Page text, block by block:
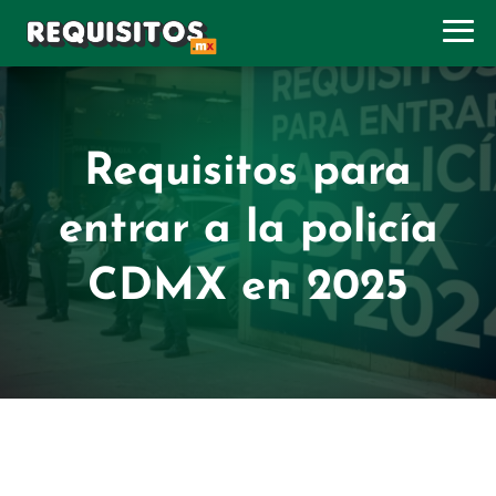
Requisitos para
entrar a la policía
CDMX en 2025